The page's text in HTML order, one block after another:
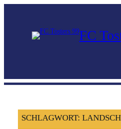
FC
SCHLAGWORT: